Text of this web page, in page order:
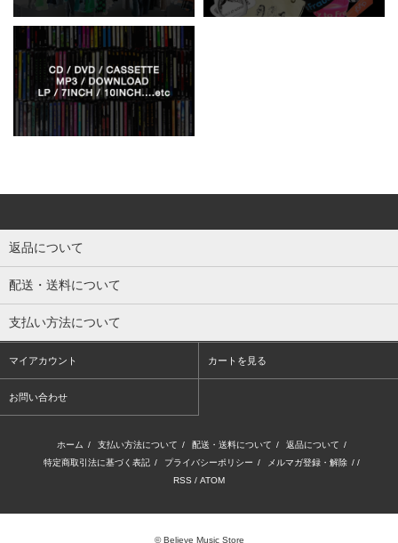
返品について
配送・送料について
支払い方法について
マイアカウント カートを見る
お問い合わせ
ホーム / 支払い方法について / 配送・送料について / 返品について /
特定商取引法に基づく表記 / プライバシーポリシー / メルマガ登録・解除 / /
RSS / ATOM
© Believe Music Store